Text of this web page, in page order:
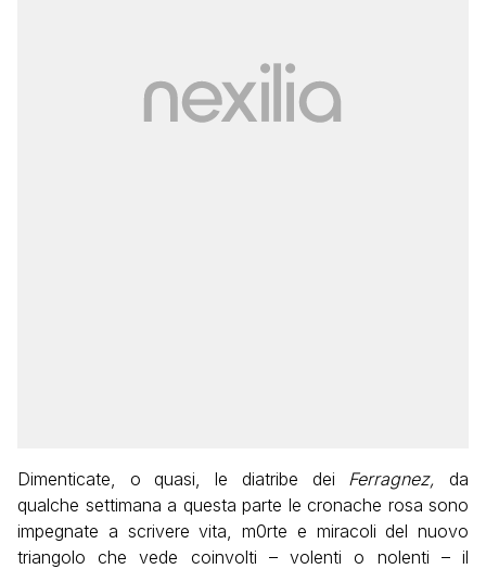
Dimenticate, o quasi, le diatribe dei Ferragnez, da
qualche settimana a questa parte le cronache rosa sono
impegnate a scrivere vita, m0rte e miracoli del nuovo
triangolo che vede coinvolti – volenti o nolenti – il